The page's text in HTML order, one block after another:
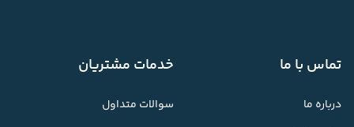
تماس با ما
درباره ما
خدمات مشتریان
سوالات متداول